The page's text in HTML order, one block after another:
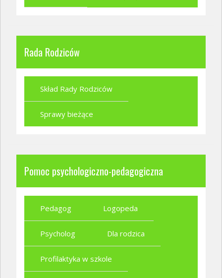
Rada Rodziców
Skład Rady Rodziców
Sprawy bieżące
Pomoc psychologiczno-pedagogiczna
Pedagog Logopeda
Psycholog Dla rodzica
Profilaktyka w szkole